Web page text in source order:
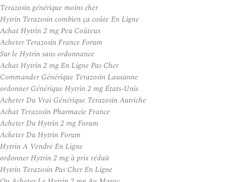
Terazosin générique moins cher
Hytrin Terazosin combien ça coûte En Ligne
Achat Hytrin 2 mg Peu Coûteux
Acheter Terazosin France Forum
Sur le Hytrin sans ordonnance
Achat Hytrin 2 mg En Ligne Pas Cher
Commander Générique Terazosin Lausanne
ordonner Générique Hytrin 2 mg États-Unis
Acheter Du Vrai Générique Terazosin Autriche
Achat Terazosin Pharmacie France
Acheter Du Hytrin 2 mg Forum
Acheter Du Hytrin Forum
Hytrin A Vendre En Ligne
ordonner Hytrin 2 mg à prix réduit
Hytrin Terazosin Pas Cher En Ligne